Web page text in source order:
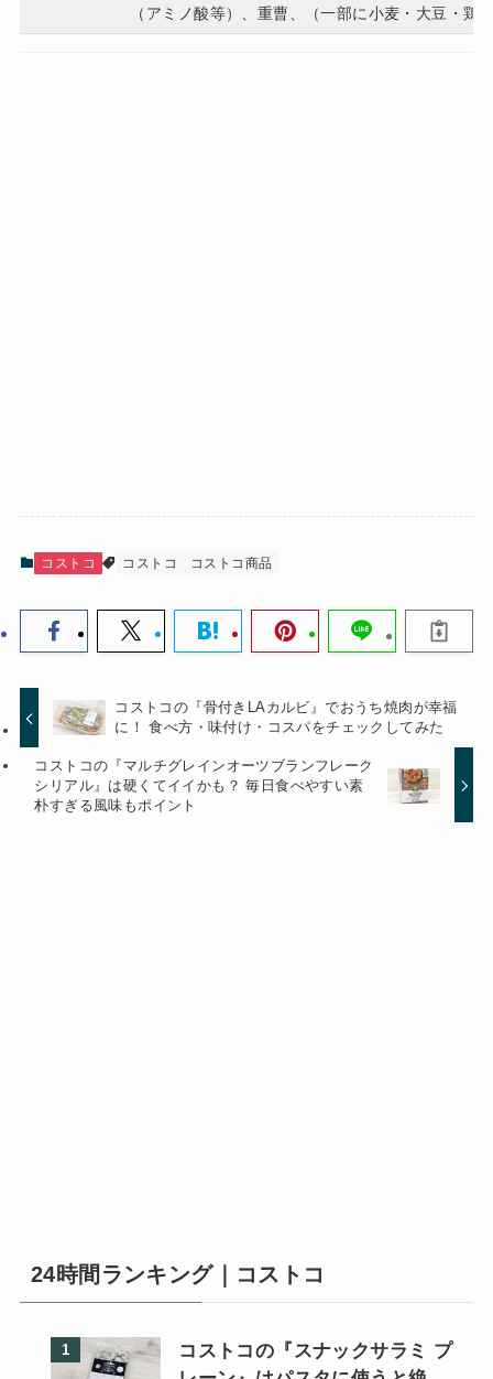
（アミノ酸等）、重曹、（一部に小麦・大豆・鶏
コストコ コストコ コストコ商品
コストコの『骨付きLAカルビ』でおうち焼肉が幸福
に！ 食べ方・味付け・コスパをチェックしてみた
コストコの『マルチグレインオーツブランフレーク
シリアル』は硬くてイイかも？ 毎日食べやすい素
朴すぎる風味もポイント
24時間ランキング｜コストコ
コストコの『スナックサラミ プ